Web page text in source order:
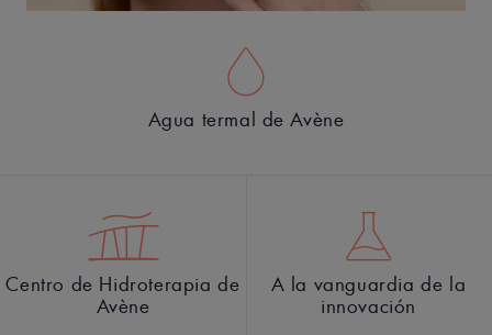
Agua termal de Avène
Centro de Hidroterapia de
Avène
A la vanguardia de la
innovación